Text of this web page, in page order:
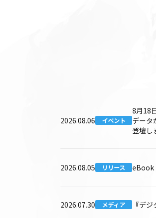
2026.08.06 イベント
8月18
データ
登壇し
2026.08.05 リリース eBook
2026.07.30 メディア 『デ